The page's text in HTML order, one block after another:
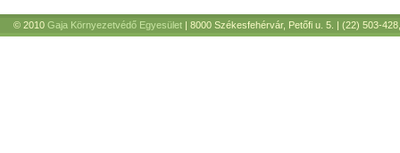
© 2010 Gaja Környezetvédő Egyesület | 8000 Székesfehérvár, Petőfi u. 5. | (22) 503-